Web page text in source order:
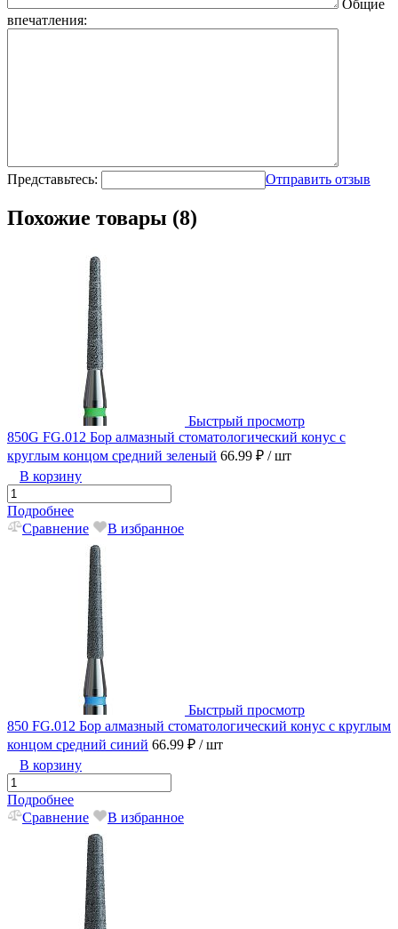
Общие
впечатления:
Представьтесь: Отправить отзыв
Похожие товары (8)
Быстрый просмотр
850G FG.012 Бор алмазный стоматологический конус с
круглым концом средний зеленый 66.99 ₽ / шт
В корзину
Подробнее
Сравнение
В избранное
Быстрый просмотр
850 FG.012 Бор алмазный стоматологический конус с круглым
концом средний синий 66.99 ₽ / шт
В корзину
Подробнее
Сравнение
В избранное